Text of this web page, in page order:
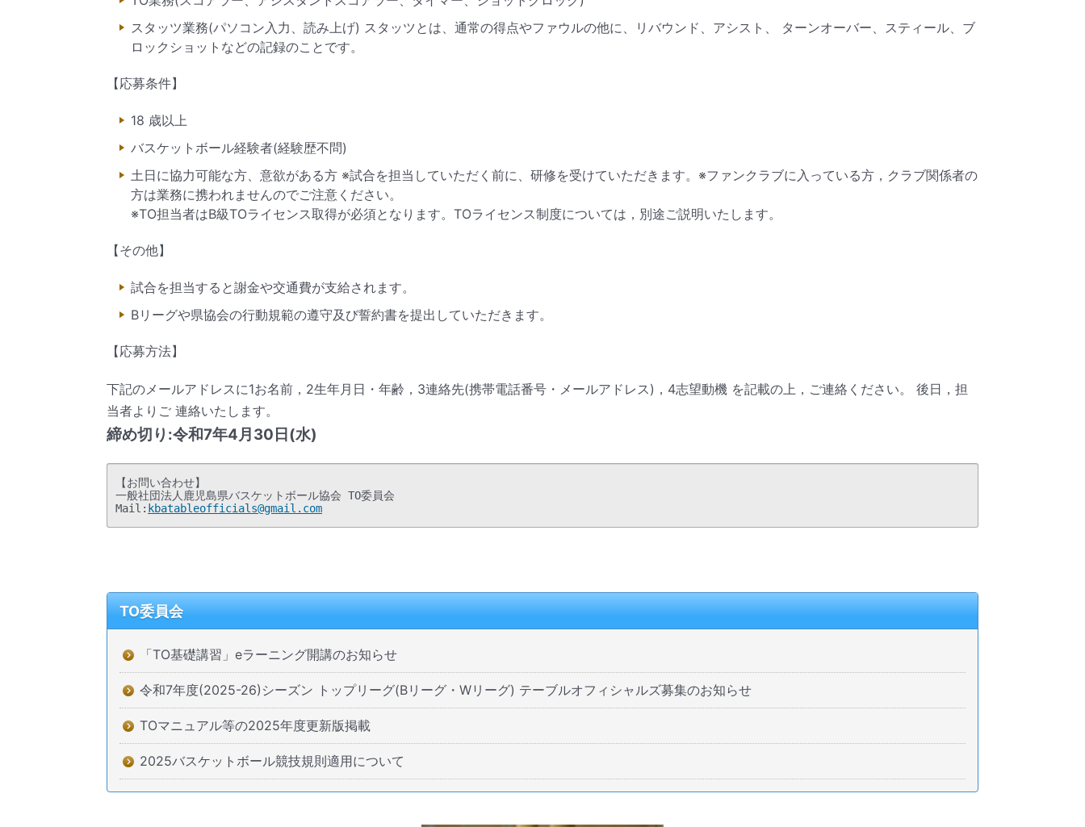
スタッツ業務(パソコン入力、読み上げ) スタッツとは、通常の得点やファウルの他に、リバウンド、アシスト、 ターンオーバー、スティール、ブ
ロックショットなどの記録のことです。
【応募条件】
18 歳以上
バスケットボール経験者(経験歴不問)
土日に協力可能な方、意欲がある方 ※試合を担当していただく前に、研修を受けていただきます。※ファンクラブに入っている方，クラブ関係者の
方は業務に携われませんのでご注意ください。
※TO担当者はB級TOライセンス取得が必須となります。TOライセンス制度については，別途ご説明いたします。
【その他】
試合を担当すると謝金や交通費が支給されます。
Bリーグや県協会の行動規範の遵守及び誓約書を提出していただきます。
【応募方法】
下記のメールアドレスに1お名前，2生年月日・年齢，3連絡先(携帯電話番号・メールアドレス)，4志望動機 を記載の上，ご連絡ください。 後日，担
当者よりご 連絡いたします。
締め切り:令和7年4月30日(水)
【お問い合わせ】
一般社団法人鹿児島県バスケットボール協会 TO委員会
Mail: kbatableofficials@gmail.com
TO委員会
「TO基礎講習」eラーニング開講のお知らせ
令和7年度(2025-26)シーズン トップリーグ(Bリーグ・Wリーグ) テーブルオフィシャルズ募集のお知らせ
TOマニュアル等の2025年度更新版掲載
2025バスケットボール競技規則適用について